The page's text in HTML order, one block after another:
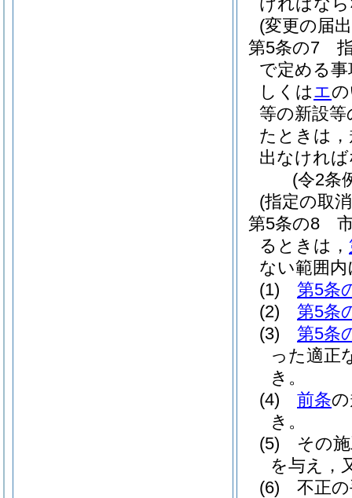
(変更の届
第5条の7
で定める
しくはエ
等の新設
たときは
出なけれ
(令2条
(指定の取
第5条の8
るときは，
ない範囲
(1)
第5条
(2)
第5条
(3)
第5条
った適正
き。
(4)
前条
き。
(5)
その
を与え，
(6)
不正